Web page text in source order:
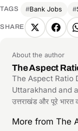
TAGS Bank Jobs
SHARE
X
About the author
The Aspect
The Aspect Ratio
Uttarakhand and
उत्तराखंड और पूरे भारत
More from The